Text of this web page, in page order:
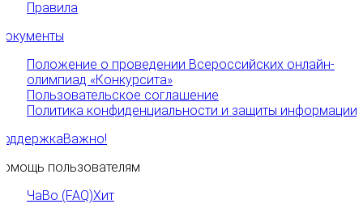
Правила
Положение о проведении Всероссийских онлайн-
олимпиад «Конкурсита»
Пользовательское соглашение
Политика конфиденциальности и защиты информации
Важно!
пользователям
ЧаВо (FAQ)Хит